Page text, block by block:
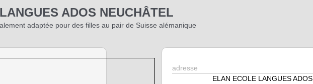
ADOS NEUCHÂTEL
adaptée pour des filles au pair de Suisse alémanique
adresse
ELAN ECOLE LANGUES ADOS